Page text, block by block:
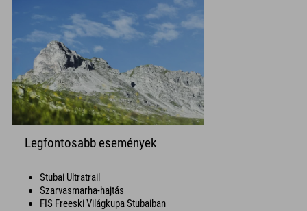
Legfontosabb események
Stubai Ultratrail
Szarvasmarha-hajtás
FIS Freeski Világkupa Stubaiban